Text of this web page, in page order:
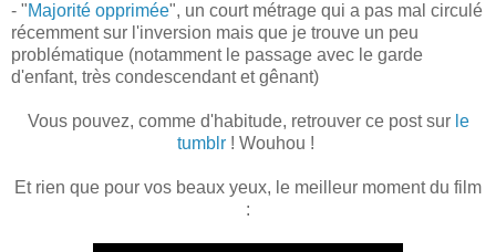
- "Majorité opprimée", un court métrage qui a pas mal circulé
récemment sur l'inversion mais que je trouve un peu
problématique (notamment le passage avec le garde
d'enfant, très condescendant et gênant)
Vous pouvez, comme d'habitude, retrouver ce post sur le
tumblr ! Wouhou !
Et rien que pour vos beaux yeux, le meilleur moment du film
: